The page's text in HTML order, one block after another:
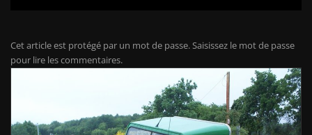
Cet article est protégé par un mot de passe. Saisissez le mot de passe
pour lire les commentaires.